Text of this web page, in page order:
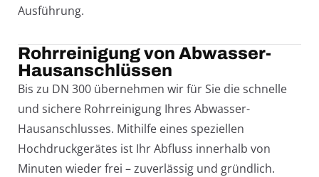
Ausführung.
Rohrreinigung von Abwasser-
Hausanschlüssen
Bis zu DN 300 übernehmen wir für Sie die schnelle
und sichere Rohrreinigung Ihres Abwasser-
Hausanschlusses. Mithilfe eines speziellen
Hochdruckgerätes ist Ihr Abfluss innerhalb von
Minuten wieder frei – zuverlässig und gründlich.